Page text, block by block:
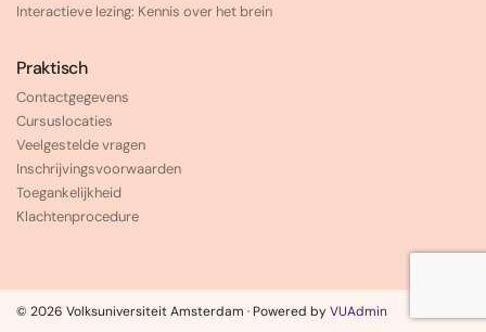
Interactieve lezing: Kennis over het brein
Praktisch
Contactgegevens
Cursuslocaties
Veelgestelde vragen
Inschrijvingsvoorwaarden
Toegankelijkheid
Klachtenprocedure
© 2026 Volksuniversiteit Amsterdam · Powered byVUAdmin